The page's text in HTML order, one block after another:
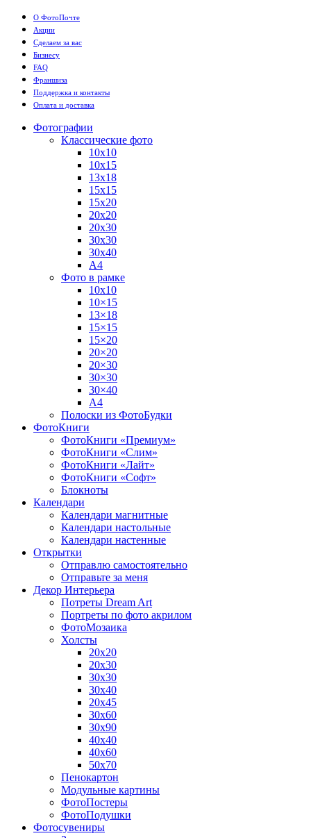
О ФотоПочте
Акции
Сделаем за вас
Бизнесу
FAQ
Франшиза
Поддержка и контакты
Оплата и доставка
Фотографии
Классические фото
10х10
10х15
13х18
15х15
15х20
20х20
20х30
30х30
30х40
А4
Фото в рамке
10х10
10×15
13×18
15×15
15×20
20×20
20×30
30×30
30×40
A4
Полоски из ФотоБудки
ФотоКниги
ФотоКниги «Премиум»
ФотоКниги «Слим»
ФотоКниги «Лайт»
ФотоКниги «Софт»
Блокноты
Календари
Календари магнитные
Календари настольные
Календари настенные
Открытки
Отправлю самостоятельно
Отправьте за меня
Декор Интерьера
Потреты Dream Art
Портреты по фото акрилом
ФотоМозаика
Холсты
20х20
20х30
30х30
30х40
20х45
30х60
30х90
40х40
40х60
50х70
Пенокартон
Модульные картины
ФотоПостеры
ФотоПодушки
Фотоcувениры